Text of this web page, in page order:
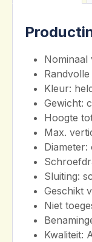
Nominaal
Kleur:
Gewicht:
Hoogte
Max.
Diameter:
Sluiting:
Geschikt
Niet
Kwaliteit: